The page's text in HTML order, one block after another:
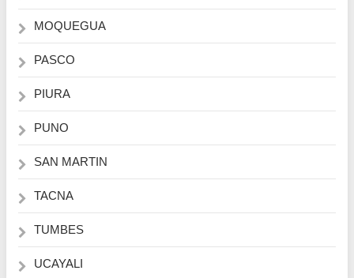
MOQUEGUA
PASCO
PIURA
PUNO
SAN MARTIN
TACNA
TUMBES
UCAYALI